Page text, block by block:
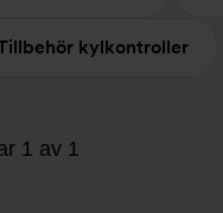
kylkontroller
1 av 1